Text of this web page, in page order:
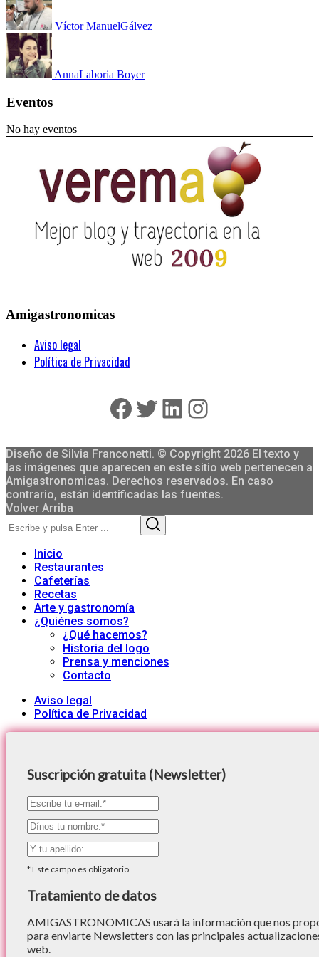
Víctor ManuelGálvez
AnnaLaboria Boyer
Eventos
No hay eventos
Amigastronomicas
Aviso legal
Política de Privacidad
Facebook
Twitter
LinkedIn
Instagram
Diseño de Silvia Franconetti. © Copyright 2026 El texto y
las imágenes que aparecen en este sitio web pertenecen a
Amigastronomicas. Derechos reservados. En caso
contrario, están identificadas las fuentes.
Volver Arriba
Search
for:
Inicio
Restaurantes
Cafeterías
Recetas
Arte y gastronomía
¿Quiénes somos?
¿Qué hacemos?
Historia del logo
Prensa y menciones
Contacto
Aviso legal
Política de Privacidad
Suscripción gratuita (Newsletter)
*Este campo es obligatorio
Tratamiento de datos
AMIGASTRONOMICAS usará la información que nos
para enviarte Newsletters con las principales
web.